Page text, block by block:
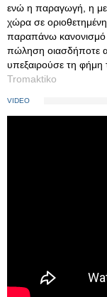
ενώ η παραγωγή, η
χώρα σε
παραπάνω κανονισμό
πώληση οιασδήποτε
υπεξαιρούσε τη φήμη
Tromaktiko
VIDEO